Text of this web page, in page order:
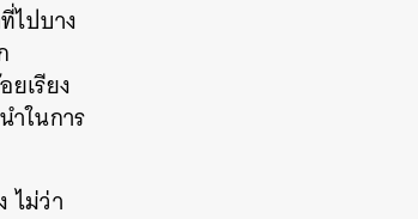
ไปบาง
เรียง
ในการ
ไม่ว่า